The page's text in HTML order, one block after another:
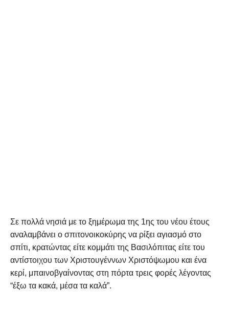
Σε πολλά νησιά με το ξημέρωμα της 1ης του νέου έτους
αναλαμβάνει ο σπιτονοικοκύρης να ρίξει αγιασμό στο
σπίτι, κρατώντας είτε κομμάτι της Βασιλόπιτας είτε του
αντίστοιχου των Χριστουγέννων Χριστόψωμου και ένα
κερί, μπαινοβγαίνοντας στη πόρτα τρεις φορές λέγοντας
“έξω τα κακά, μέσα τα καλά”.